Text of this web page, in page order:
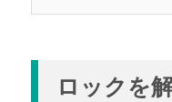
ロックを